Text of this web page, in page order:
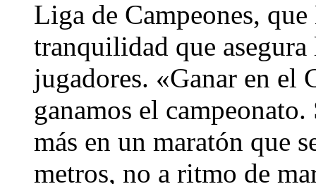
Liga de Campeones,
tranquilidad que asegura
jugadores. «Ganar en el
ganamos el
más en un maratón que
metros, no a ritmo de